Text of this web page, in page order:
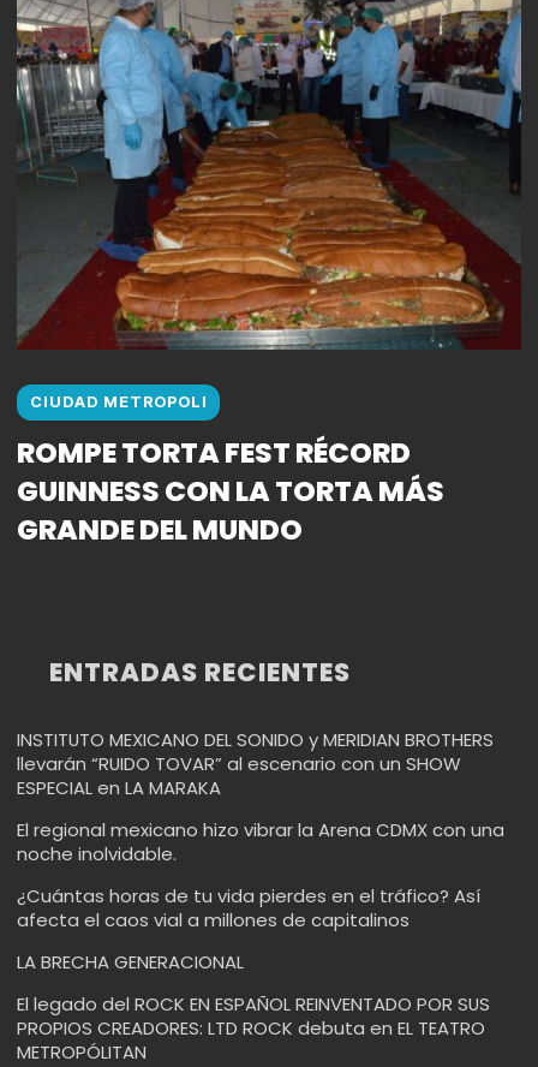
CIUDAD METROPOLI
ROMPE TORTA FEST RÉCORD
GUINNESS CON LA TORTA MÁS
GRANDE DEL MUNDO
ENTRADAS RECIENTES
INSTITUTO MEXICANO DEL SONIDO y MERIDIAN BROTHERS
llevarán “RUIDO TOVAR” al escenario con un SHOW
ESPECIAL en LA MARAKA
El regional mexicano hizo vibrar la Arena CDMX con una
noche inolvidable.
¿Cuántas horas de tu vida pierdes en el tráfico? Así
afecta el caos vial a millones de capitalinos
LA BRECHA GENERACIONAL
El legado del ROCK EN ESPAÑOL REINVENTADO POR SUS
PROPIOS CREADORES: LTD ROCK debuta en EL TEATRO
METROPÓLITAN